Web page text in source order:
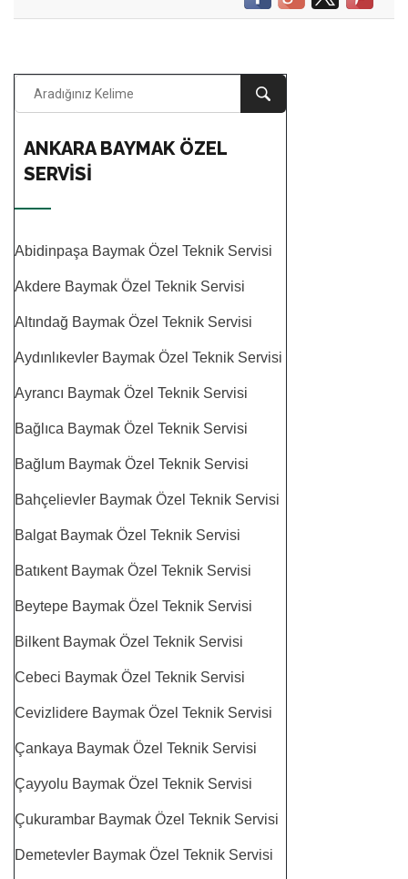
ANKARA BAYMAK ÖZEL
SERVISI
Abidinpaşa Baymak Özel Teknik Servisi
Akdere Baymak Özel Teknik Servisi
Altındağ Baymak Özel Teknik Servisi
Aydınlıkevler Baymak Özel Teknik Servisi
Ayrancı Baymak Özel Teknik Servisi
Bağlıca Baymak Özel Teknik Servisi
Bağlum Baymak Özel Teknik Servisi
Bahçelievler Baymak Özel Teknik Servisi
Balgat Baymak Özel Teknik Servisi
Batıkent Baymak Özel Teknik Servisi
Beytepe Baymak Özel Teknik Servisi
Bilkent Baymak Özel Teknik Servisi
Cebeci Baymak Özel Teknik Servisi
Cevizlidere Baymak Özel Teknik Servisi
Çankaya Baymak Özel Teknik Servisi
Çayyolu Baymak Özel Teknik Servisi
Çukurambar Baymak Özel Teknik Servisi
Demetevler Baymak Özel Teknik Servisi